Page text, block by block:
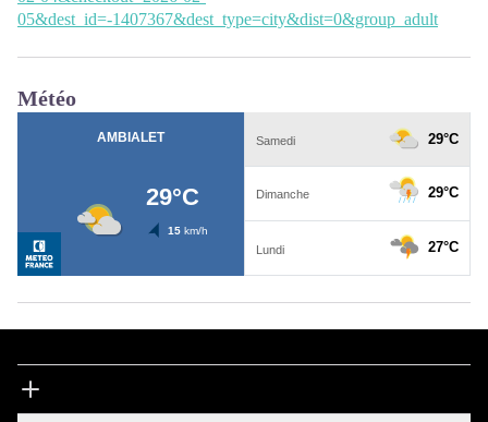
05&dest_id=-1407367&dest_type=city&dist=0&group_adult
Météo